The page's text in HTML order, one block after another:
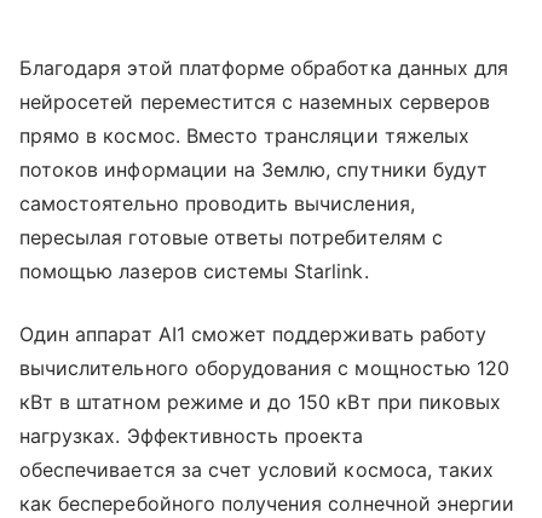
Благодаря этой платформе обработка данных для
нейросетей переместится с наземных серверов
прямо в космос. Вместо трансляции тяжелых
потоков информации на Землю, спутники будут
самостоятельно проводить вычисления,
пересылая готовые ответы потребителям с
помощью лазеров системы Starlink.
Один аппарат AI1 сможет поддерживать работу
вычислительного оборудования с мощностью 120
кВт в штатном режиме и до 150 кВт при пиковых
нагрузках. Эффективность проекта
обеспечивается за счет условий космоса, таких
как бесперебойного получения солнечной энергии